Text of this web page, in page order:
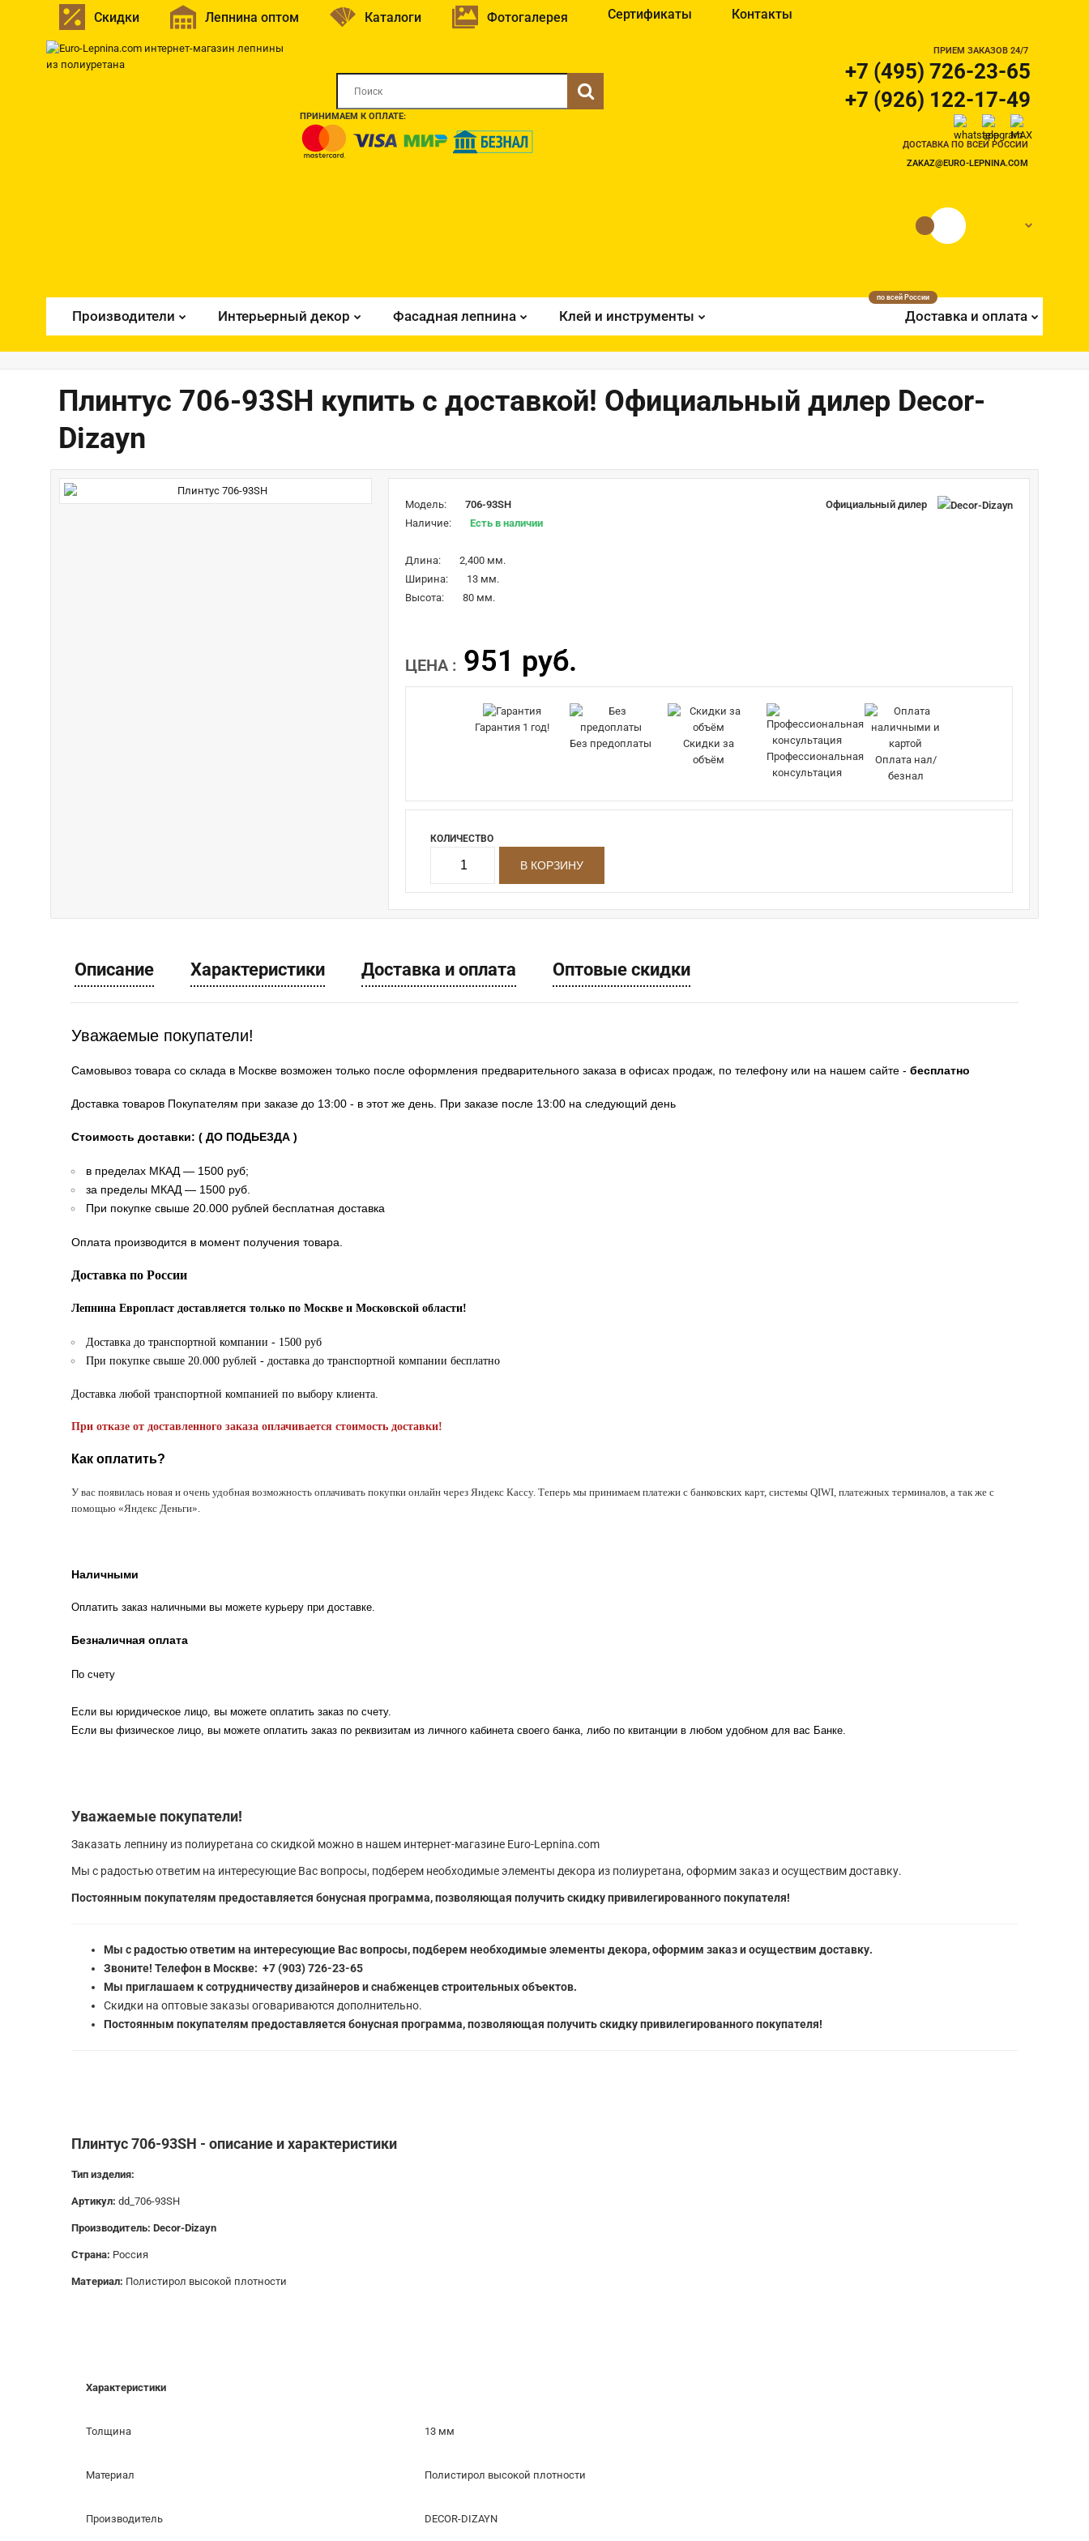
Скидки Лепнина оптом Каталоги Фотогалерея Сертификаты Контакты
ПРИНИМАЕМ К ОПЛАТЕ:
ПРИЕМ ЗАКАЗОВ 24/7
+7 (495) 726-23-65
+7 (926) 122-17-49
ДОСТАВКА ПО ВСЕЙ РОССИИ
ZAKAZ@EURO-LEPNINA.COM
Производители Интерьерный декор Фасадная лепнина Клей и инструменты Доставка и оплата
по всей России
Плинтус 706-93SH купить с доставкой! Официальный дилер Decor-
Dizayn
Модель:
706-93SH
Наличие:
Есть в наличии
Длина:
2,400 мм.
Ширина:
13 мм.
Высота:
80 мм.
Официальный дилер
ЦЕНА : 951 руб.
Гарантия 1 год!
Без предоплаты
Скидки за
объём
Профессиональная
консультация
Оплата нал/
безнал
КОЛИЧЕСТВО
Описание Характеристики Доставка и оплата Оптовые скидки
Уважаемые покупатели!
Самовывоз товара со склада в Москве возможен только после оформления предварительного заказа в офисах продаж, по телефону или на нашем сайте - бесплатно
Доставка товаров Покупателям при заказе до 13:00 - в этот же день. При заказе после 13:00 на следующий день
Стоимость доставки: ( ДО ПОДЬЕЗДА )
в пределах МКАД — 1500 руб;
за пределы МКАД — 1500 руб.
При покупке свыше 20.000 рублей бесплатная доставка
Оплата производится в момент получения товара.
Доставка по России
Лепнина Европласт доставляется только по Москве и Московской области!
Доставка до транспортной компании - 1500 руб
При покупке свыше 20.000 рублей - доставка до транспортной компании бесплатно
Доставка любой транспортной компанией по выбору клиента.
При отказе от доставленного заказа оплачивается стоимость доставки!
Как оплатить?
У вас появилась новая и очень удобная возможность оплачивать покупки онлайн через Яндекс Кассу. Теперь мы принимаем платежи с банковских карт, системы QIWI, платежных терминалов, а так же с
помощью «Яндекс Деньги».
Наличными
Оплатить заказ наличными вы можете курьеру при доставке.
Безналичная оплата
По счету
Если вы юридическое лицо, вы можете оплатить заказ по счету.
Если вы физическое лицо, вы можете оплатить заказ по реквизитам из личного кабинета своего банка, либо по квитанции в любом удобном для вас Банке.
Уважаемые покупатели!
Заказать лепнину из полиуретана со скидкой можно в нашем интернет-магазине Euro-Lepnina.com
Мы с радостью ответим на интересующие Вас вопросы, подберем необходимые элементы декора из полиуретана, оформим заказ и осуществим доставку.
Постоянным покупателям предоставляется бонусная программа, позволяющая получить скидку привилегированного покупателя!
Мы с радостью ответим на интересующие Вас вопросы, подберем необходимые элементы декора, оформим заказ и осуществим доставку.
Звоните! Телефон в Москве: +7 (903) 726-23-65
Мы приглашаем к сотрудничеству дизайнеров и снабженцев строительных объектов.
Скидки на оптовые заказы оговариваются дополнительно.
Постоянным покупателям предоставляется бонусная программа, позволяющая получить скидку привилегированного покупателя!
Плинтус 706-93SH - описание и характеристики
Тип изделия:
Артикул: dd_706-93SH
Производитель: Decor-Dizayn
Страна: Россия
Материал: Полистирол высокой плотности
Характеристики
Толщина 13 мм
Материал Полистирол высокой плотности
Производитель DECOR-DIZAYN